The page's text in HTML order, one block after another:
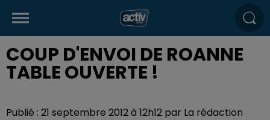
COUP D'ENVOI DE ROANNE
TABLE OUVERTE !
Publié : 21 septembre 2012 à 12h12 par La rédaction